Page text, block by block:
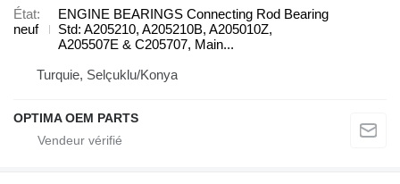
État
neuf
ENGINE BEARINGS Connecting Rod Bearing
Std: A205210, A205210B, A205010Z,
A205507E & C205707, Main...
Turquie, Selçuklu/Konya
OPTIMA OEM PARTS